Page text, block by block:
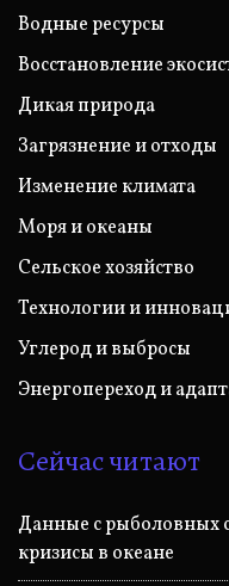
Водные ресурсы
Восстановление
Дикая природа
Загрязнение и отходы
Изменение климата
Моря и океаны
Сельское хозяйство
Технологии и
Углерод и выбросы
Энергопереход и
Сейчас читают
Данные с рыболовных
кризисы в океане